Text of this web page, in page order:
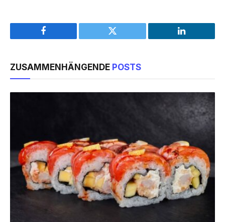
Facebook Twitter LinkedIn
ZUSAMMENHÄNGENDE POSTS